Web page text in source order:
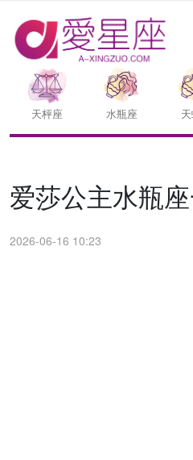
天枰座 水瓶座
爱莎公主水瓶
2026-06-16 10:23